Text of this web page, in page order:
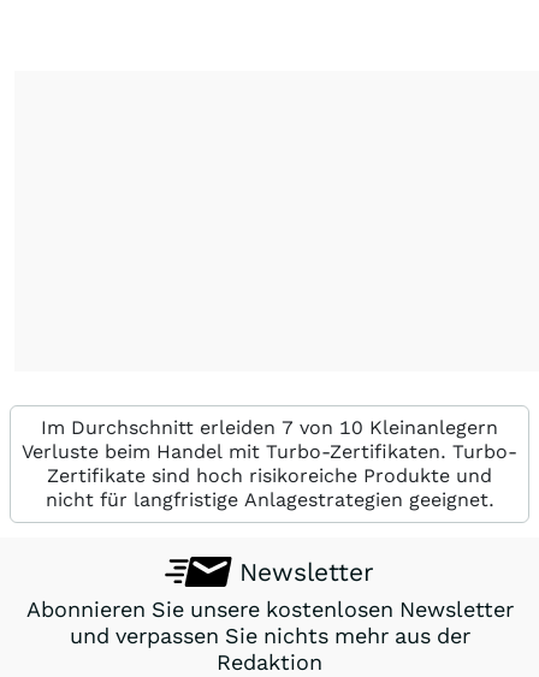
Im Durchschnitt erleiden 7 von 10 Kleinanlegern
Verluste beim Handel mit Turbo-Zertifikaten. Turbo-
Zertifikate sind hoch risikoreiche Produkte und
nicht für langfristige Anlagestrategien geeignet.
Newsletter
Abonnieren Sie unsere kostenlosen Newsletter
und verpassen Sie nichts mehr aus der
Redaktion